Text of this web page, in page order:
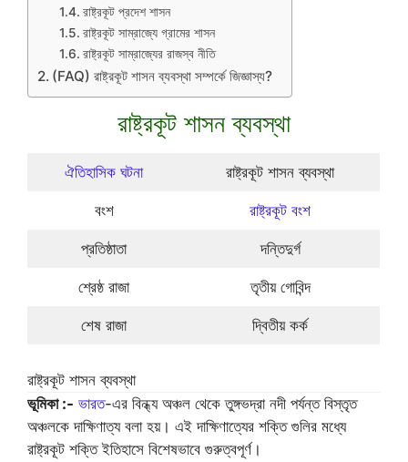
রাষ্ট্রকূট প্রদেশ শাসন
রাষ্ট্রকূট সাম্রাজ্যে গ্রামের শাসন
রাষ্ট্রকূট সাম্রাজ্যের রাজস্ব নীতি
(FAQ) রাষ্ট্রকূট শাসন ব্যবস্থা সম্পর্কে জিজ্ঞাস্য?
রাষ্ট্রকূট শাসন ব্যবস্থা
ঐতিহাসিক ঘটনা রাষ্ট্রকূট শাসন ব্যবস্থা
বংশ রাষ্ট্রকূট বংশ
প্রতিষ্ঠাতা দন্তিদুর্গ
শ্রেষ্ঠ রাজা তৃতীয় গোবিন্দ
শেষ রাজা দ্বিতীয় কর্ক
রাষ্ট্রকূট শাসন ব্যবস্থা
ভূমিকা :- ভারত-এর বিন্ধ্য অঞ্চল থেকে তুঙ্গভদ্রা নদী পর্যন্ত বিস্তৃত
অঞ্চলকে দাক্ষিণাত্য বলা হয়। এই দাক্ষিণাত্যের শক্তি গুলির মধ্যে
রাষ্ট্রকূট শক্তি ইতিহাসে বিশেষভাবে গুরুত্বপূর্ণ।